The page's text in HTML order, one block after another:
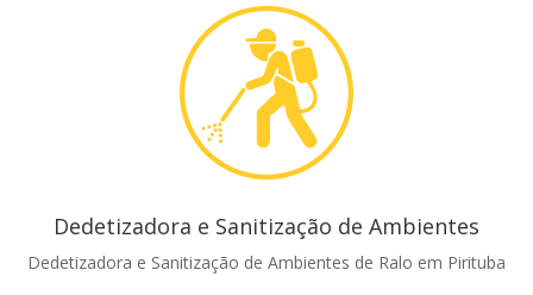
Dedetizadora e Sanitização de Ambientes
Dedetizadora e Sanitização de Ambientes de Ralo em Pirituba